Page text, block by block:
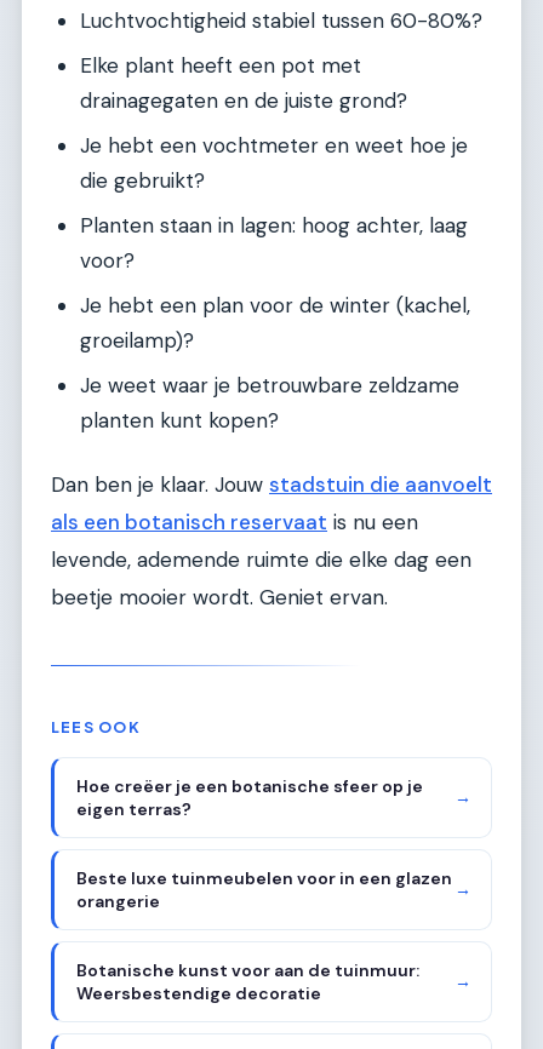
Luchtvochtigheid stabiel tussen 60-80%?
Elke plant heeft een pot met
drainagegaten en de juiste grond?
Je hebt een vochtmeter en weet hoe je
die gebruikt?
Planten staan in lagen: hoog achter, laag
voor?
Je hebt een plan voor de winter (kachel,
groeilamp)?
Je weet waar je betrouwbare zeldzame
planten kunt kopen?
Dan ben je klaar. Jouw stadstuin die aanvoelt
als een botanisch reservaat is nu een
levende, ademende ruimte die elke dag een
beetje mooier wordt. Geniet ervan.
LEES OOK
Hoe creëer je een botanische sfeer op je
eigen terras?
→
Beste luxe tuinmeubelen voor in een glazen
orangerie
→
Botanische kunst voor aan de tuinmuur:
Weersbestendige decoratie
→